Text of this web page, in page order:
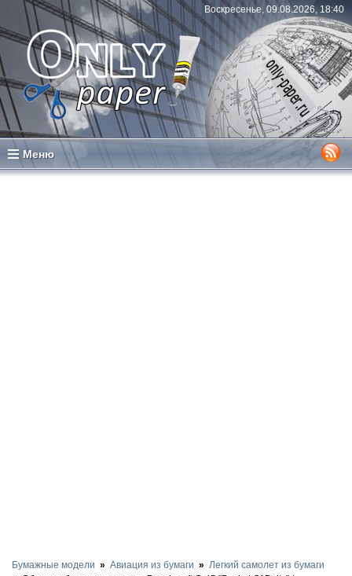
Воскресенье, 09.08.2026, 18:40
Меню
Бумажные модели Авиация из бумаги
Легкий самолет из бумаги